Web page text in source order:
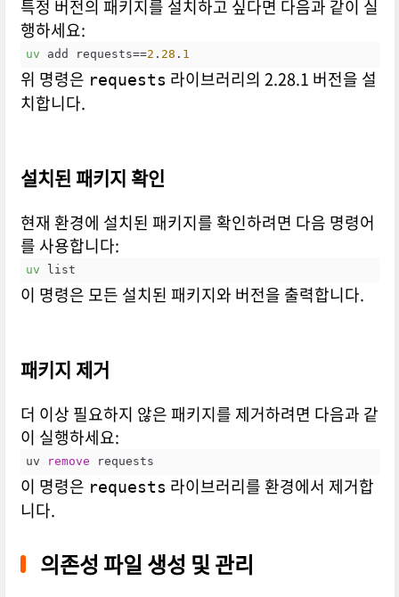
특정 버전의 패키지를 설치하고 싶다면 다음과 같이 실
행하세요:
uv add requests==2 . 28 . 1
위 명령은 requests 라이브러리의 2.28.1 버전을 설
치합니다.
설치된 패키지 확인
현재 환경에 설치된 패키지를 확인하려면 다음 명령어
를 사용합니다:
uv list
이 명령은 모든 설치된 패키지와 버전을 출력합니다.
패키지 제거
더 이상 필요하지 않은 패키지를 제거하려면 다음과 같
이 실행하세요:
uv remove requests
이 명령은 requests 라이브러리를 환경에서 제거합
니다.
의존성 파일 생성 및 관리